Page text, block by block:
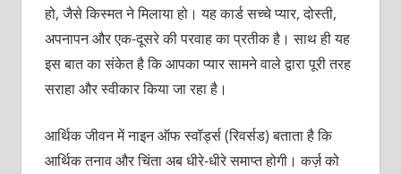
हो, जैसे किस्मत ने मिलाया हो। यह कार्ड सच्चे प्यार, दोस्ती,
अपनापन और एक-दूसरे की परवाह का प्रतीक है। साथ ही यह
इस बात का संकेत है कि आपका प्यार सामने वाले द्वारा पूरी तरह
सराहा और स्वीकार किया जा रहा है।
आर्थिक जीवन में नाइन ऑफ स्वॉर्ड्स (रिवर्सड) बताता है कि
आर्थिक तनाव और चिंता अब धीरे-धीरे समाप्त होगी। कर्ज़ को